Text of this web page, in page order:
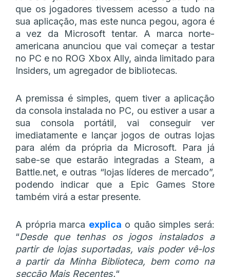
que os jogadores tivessem acesso a tudo na
sua aplicação, mas este nunca pegou, agora é
a vez da Microsoft tentar. A marca norte-
americana anunciou que vai começar a testar
no PC e no ROG Xbox Ally, ainda limitado para
Insiders, um agregador de bibliotecas.
A premissa é simples, quem tiver a aplicação
da consola instalada no PC, ou estiver a usar a
sua consola portátil, vai conseguir ver
imediatamente e lançar jogos de outras lojas
para além da própria da Microsoft. Para já
sabe-se que estarão integradas a Steam, a
Battle.net, e outras “lojas líderes de mercado”,
podendo indicar que a Epic Games Store
também virá a estar presente.
A própria marca explica o quão simples será:
“Desde que tenhas os jogos instalados a
partir de lojas suportadas, vais poder vê-los
a partir da Minha Biblioteca, bem como na
secção Mais Recentes.“